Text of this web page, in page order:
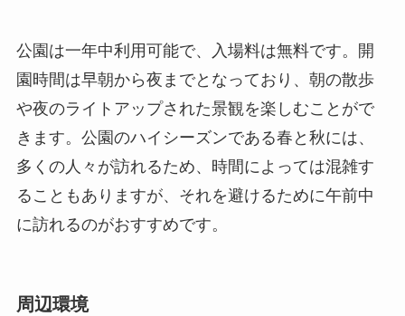
公園は一年中利用可能で、入場料は無料です。開
園時間は早朝から夜までとなっており、朝の散歩
や夜のライトアップされた景観を楽しむことがで
きます。公園のハイシーズンである春と秋には、
多くの人々が訪れるため、時間によっては混雑す
ることもありますが、それを避けるために午前中
に訪れるのがおすすめです。
周辺環境